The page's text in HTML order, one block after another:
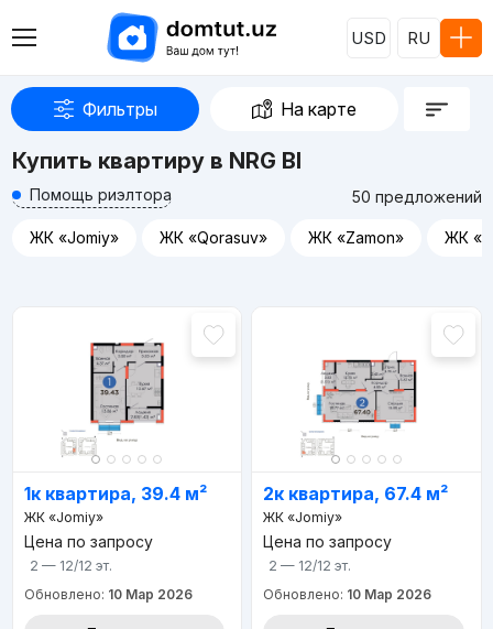
USD RU
Фильтры На карте
Купить квартиру в NRG BI
50 предложений
Помощь риэлтора
ЖК «Jomiy» ЖК «Qorasuv» ЖК «Zamon» ЖК
1к квартира, 39.4 м²
ЖК «Jomiy»
Цена по запросу
2 — 12/12 эт.
Обновлено: 10 Мар 2026
2к квартира, 67.4 м²
ЖК «Jomiy»
Цена по запросу
2 — 12/12 эт.
Обновлено: 10 Мар 2026